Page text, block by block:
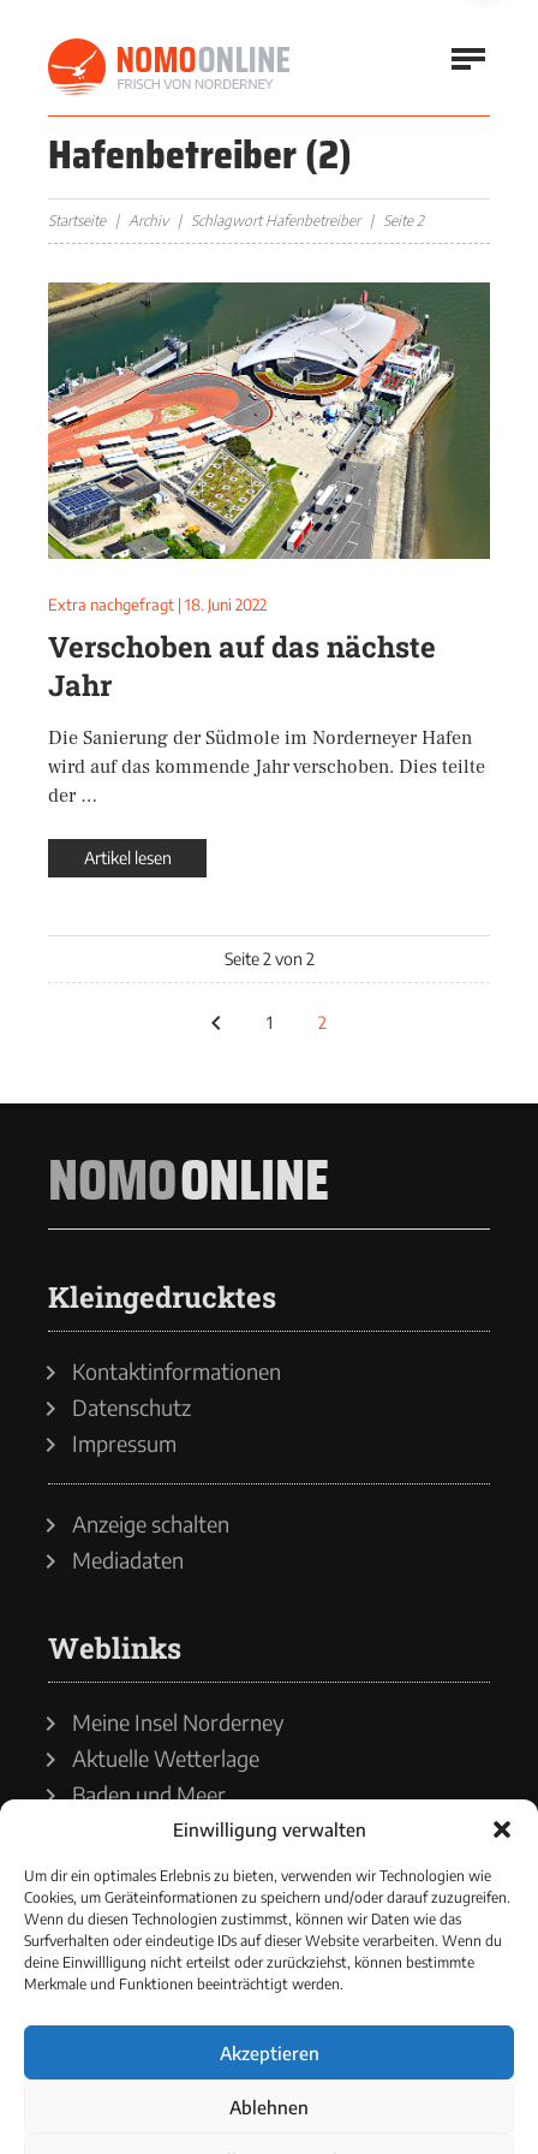
Einwilligung verwalten
Um dir ein optimales Erlebnis zu bieten, verwenden wir Technologien wie
Cookies, um Geräteinformationen zu speichern und/oder darauf zuzugreifen.
Wenn du diesen Technologien zustimmst, können wir Daten wie das
Surfverhalten oder eindeutige IDs auf dieser Website verarbeiten. Wenn du
deine Einwillligung nicht erteilst oder zurückziehst, können bestimmte
Merkmale und Funktionen beeinträchtigt werden.
Akzeptieren
Ablehnen
Hafenbetreiber(2)
Startseite Archiv Schlagwort Hafenbetreiber Seite 2
Extra nachgefragt | 18. Juni 2022
Verschoben auf das nächste
Jahr
Die Sanierung der Südmole im Norderneyer Hafen
wird auf das kommende Jahr verschoben. Dies teilte
der …
Artikel lesen
Seite 2 von 2
1 2
NOMOONLINE
Kleingedrucktes
Kontaktinformationen
Datenschutz
Impressum
Anzeige schalten
Mediadaten
Weblinks
Meine Insel Norderney
Aktuelle Wetterlage
Baden und Meer
Wetterdienst
Wasserstände
Schiffsverkehr